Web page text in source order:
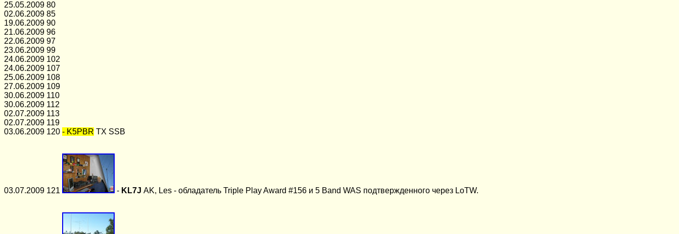
25.05.2009 80
02.06.2009 85
19.06.2009 90
21.06.2009 96
22.06.2009 97
23.06.2009 99
24.06.2009 102
24.06.2009 107
25.06.2009 108
27.06.2009 109
30.06.2009 110
30.06.2009 112
02.07.2009 113
02.07.2009 119
03.06.2009 120 - K5PBR TX SSB
03.07.2009 121 - KL7J AK, Les - обладатель Triple Play Award #156 и 5 Band WAS подтвержденного через LoTW.